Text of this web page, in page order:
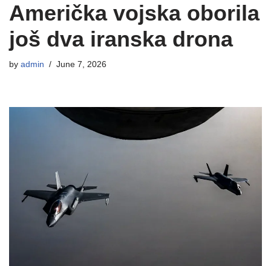
Američka vojska oborila
još dva iranska drona
by admin June 7, 2026